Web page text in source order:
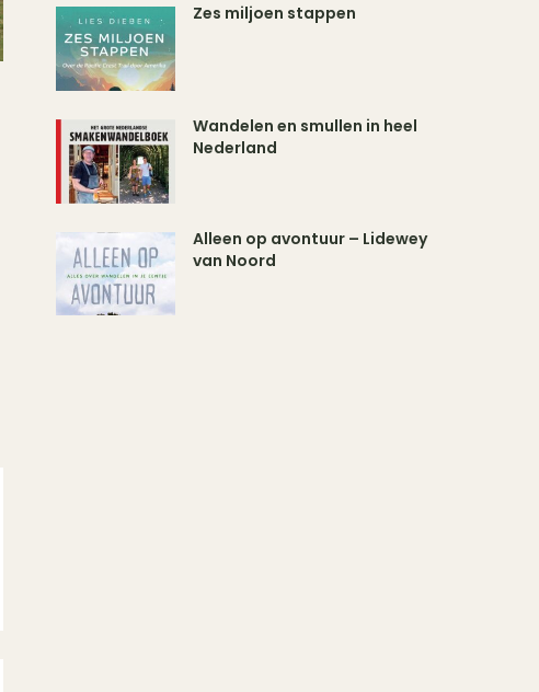
Zes miljoen stappen
Wandelen en smullen in heel
Nederland
Alleen op avontuur – Lidewey
van Noord